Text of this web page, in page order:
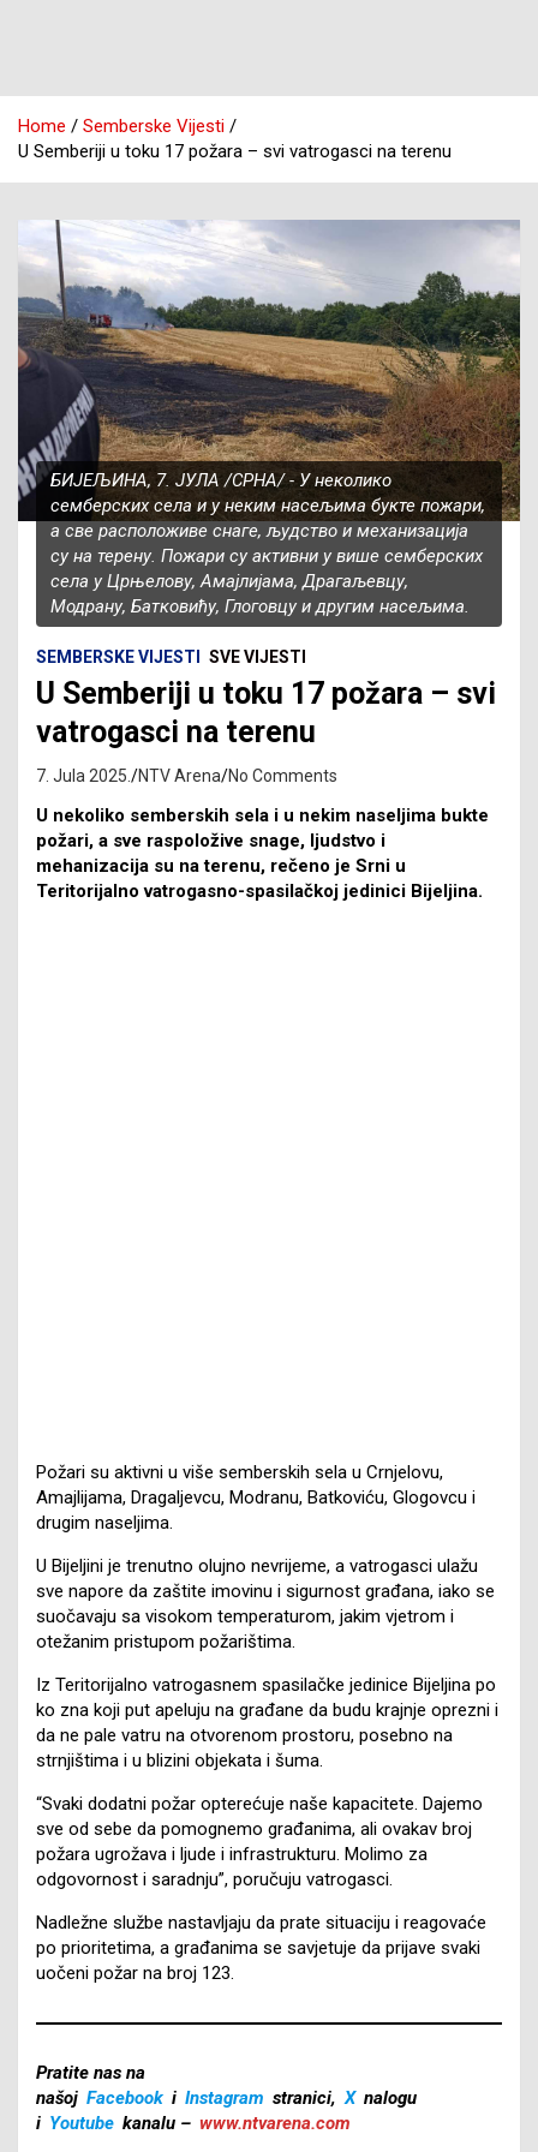
Home
Semberske Vijesti
U Semberiji u toku 17 požara – svi vatrogasci na terenu
БИЈЕЉИНА, 7. ЈУЛА /СРНА/ - У неколико
семберских села и у неким насељима букте пожари,
а све расположиве снаге, људство и механизација
су на терену. Пожари су активни у више семберских
села у Црњелову, Амајлијама, Драгаљевцу,
Модрану, Батковићу, Глоговцу и другим насељима.
SEMBERSKE VIJESTI SVE VIJESTI
U Semberiji u toku 17 požara – svi
vatrogasci na terenu
7. Jula 2025. NTV Arena No Comments
U nekoliko semberskih sela i u nekim naseljima bukte
požari, a sve raspoložive snage, ljudstvo i
mehanizacija su na terenu, rečeno je Srni u
Teritorijalno vatrogasno-spasilačkoj jedinici Bijeljina.
Požari su aktivni u više semberskih sela u Crnjelovu,
Amajlijama, Dragaljevcu, Modranu, Batkoviću, Glogovcu i
drugim naseljima.
U Bijeljini je trenutno olujno nevrijeme, a vatrogasci ulažu
sve napore da zaštite imovinu i sigurnost građana, iako se
suočavaju sa visokom temperaturom, jakim vjetrom i
otežanim pristupom požarištima.
Iz Teritorijalno vatrogasnem spasilačke jedinice Bijeljina po
ko zna koji put apeluju na građane da budu krajnje oprezni i
da ne pale vatru na otvorenom prostoru, posebno na
strnjištima i u blizini objekata i šuma.
“Svaki dodatni požar opterećuje naše kapacitete. Dajemo
sve od sebe da pomognemo građanima, ali ovakav broj
požara ugrožava i ljude i infrastrukturu. Molimo za
odgovornost i saradnju”, poručuju vatrogasci.
Nadležne službe nastavljaju da prate situaciju i reagovaće
po prioritetima, a građanima se savjetuje da prijave svaki
uočeni požar na broj 123.
Pratite nas na
našoj Facebook i Instagram stranici, X nalogu
i Youtube kanalu – www.ntvarena.com